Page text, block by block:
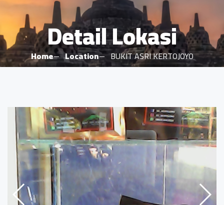
Detail Lokasi
Home Location BUKIT ASRI KERTOJOYO